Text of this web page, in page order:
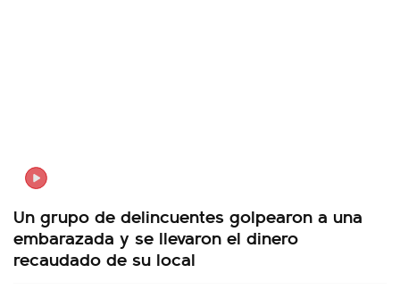
Un grupo de delincuentes golpearon a una
embarazada y se llevaron el dinero
recaudado de su local